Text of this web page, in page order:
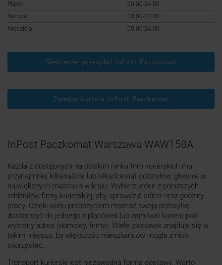
Piątek:
00:00-24:00
Sobota:
00:00-24:00
Niedziela:
00:00-24:00
Śledzenie przesyłki InPost Paczkomat
Zamów kuriera InPost Paczkomat
InPost Paczkomat Warszawa WAW158A
Każda z dostępnych na polskim rynku firm kurierskich ma
przynajmniej kilkanaście lub kilkadziesiąt oddziałów, głownie w
największych miastach w kraju. Wybierz jeden z poniższych
oddziałów firmy kurierskiej, aby sprawdzić adres oraz godziny
pracy. Dzięki wielu propozycjom możesz swoją przesyłkę
dostarczyć do jednego z placówek lub zamówić kuriera pod
wybrany adres (domowy, firmy). Wiele placówek znajduje się w
takim miejscu, by większość mieszkańców mogła z nich
skorzystać.
Transport kurierski jest niezawodną formą dostawy. Warto